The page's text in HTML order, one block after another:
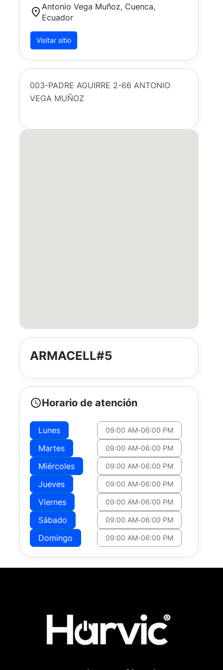
Antonio Vega Muñoz, Cuenca,
Ecuador
Visitar sitio
003-PADRE AGUIRRE 2-66 ANTONIO
VEGA MUÑOZ
ARMACELL#5
Horario de atención
Lunes 09:00 AM-06:00 PM
Martes 09:00 AM-06:00 PM
Miércoles 09:00 AM-06:00 PM
Jueves 09:00 AM-06:00 PM
Viernes 09:00 AM-06:00 PM
Sábado 09:00 AM-06:00 PM
Domingo 09:00 AM-06:00 PM